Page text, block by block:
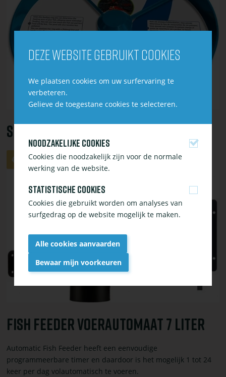
SF Vijvervoederring
€ 4,80 Aantal Aan
winkelwagen
bestel
SF
Vijvervoederring
Fish Feeder Voerautomaat 7 Liter
Automatic Fish Feeder heeft een eenvoudige
programmeerbare timer en daardoor is het mogelijk 1 tot 24
keer per dag volautomatisch te voeren.
voerautomaat
liter
Deze website gebruikt cookies
We plaatsen cookies om uw surfervaring te
verbeteren.
Gelieve de toegestane cookies te selecteren.
Noodzakelijke cookies
Cookies die noodzakelijk zijn voor de normale
werking van de website.
Statistische cookies
Cookies die gebruikt worden om analyses van
surfgedrag op de website mogelijk te maken.
Alle cookies aanvaarden
Bewaar mijn voorkeuren